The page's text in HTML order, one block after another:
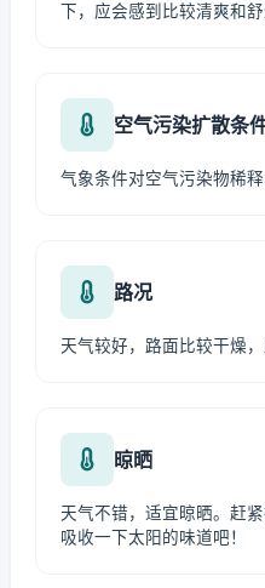
下，应会感到比较清爽和舒
空气污染扩散条
气象条件对空气污染物稀
路况
天气较好，路面比较干燥，
晾晒
天气不错，适宜晾晒。赶
吸收一下太阳的味道吧！